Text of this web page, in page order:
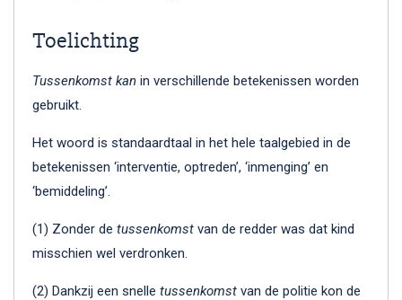
Toelichting
Tussenkomst kan in verschillende betekenissen worden
gebruikt.
Het woord is standaardtaal in het hele taalgebied in de
betekenissen ‘interventie, optreden’, ‘inmenging’ en
‘bemiddeling’.
(1) Zonder de tussenkomst van de redder was dat kind
misschien wel verdronken.
(2) Dankzij een snelle tussenkomst van de politie kon de